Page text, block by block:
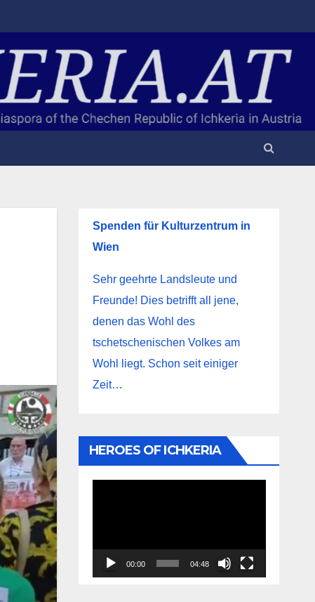
Spenden für Kulturzentrum in
Wien
Sehr geehrte Landsleute und
Freunde! Dies betrifft all jene,
denen das Wohl des
tschetschenischen Volkes am
Wohl liegt. Schon seit einiger
Zeit…
HEROES OF ICHKERIA
00:00 04:48